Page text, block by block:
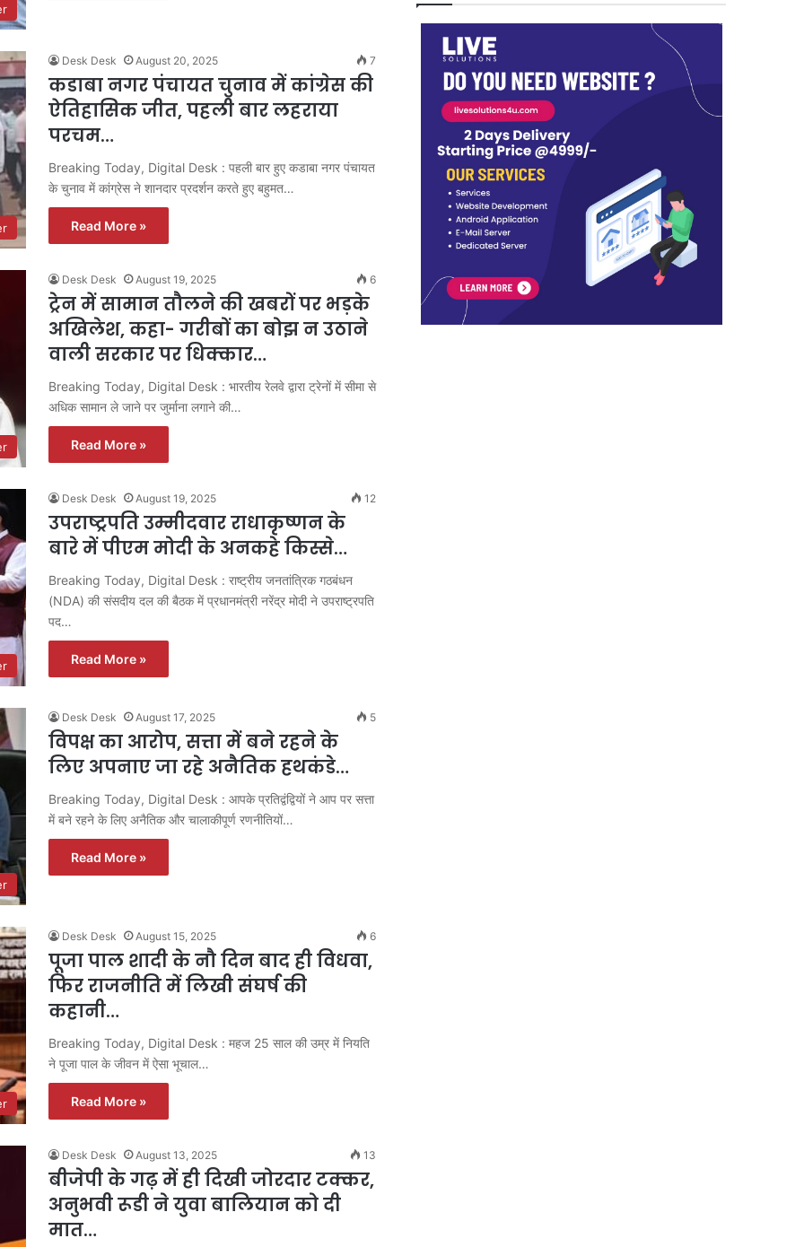
Desk Desk August 20, 2025 7
कडाबा नगर पंचायत चुनाव में कांग्रेस की
ऐतिहासिक जीत, पहली बार लहराया
परचम…
Breaking Today, Digital Desk : पहली बार हुए कडाबा नगर पंचायत
के चुनाव में कांग्रेस ने शानदार प्रदर्शन करते हुए बहुमत…
Read More »
Desk Desk August 19, 2025 6
ट्रेन में सामान तौलने की खबरों पर भड़के
अखिलेश, कहा- गरीबों का बोझ न उठाने
वाली सरकार पर धिक्कार…
Breaking Today, Digital Desk : भारतीय रेलवे द्वारा ट्रेनों में सीमा से
अधिक सामान ले जाने पर जुर्माना लगाने की…
Read More »
Desk Desk August 19, 2025 12
उपराष्ट्रपति उम्मीदवार राधाकृष्णन के
बारे में पीएम मोदी के अनकहे किस्से…
Breaking Today, Digital Desk : राष्ट्रीय जनतांत्रिक गठबंधन
(NDA) की संसदीय दल की बैठक में प्रधानमंत्री नरेंद्र मोदी ने उपराष्ट्रपति
पद…
Read More »
Desk Desk August 17, 2025 5
विपक्ष का आरोप, सत्ता में बने रहने के
लिए अपनाए जा रहे अनैतिक हथकंडे…
Breaking Today, Digital Desk : आपके प्रतिद्वंद्वियों ने आप पर सत्ता
में बने रहने के लिए अनैतिक और चालाकीपूर्ण रणनीतियों…
Read More »
Desk Desk August 15, 2025 6
पूजा पाल शादी के नौ दिन बाद ही विधवा,
फिर राजनीति में लिखी संघर्ष की
कहानी…
Breaking Today, Digital Desk : महज 25 साल की उम्र में नियति
ने पूजा पाल के जीवन में ऐसा भूचाल…
Read More »
Desk Desk August 13, 2025 13
बीजेपी के गढ़ में ही दिखी जोरदार टक्कर,
अनुभवी रूडी ने युवा बालियान को दी
मात…